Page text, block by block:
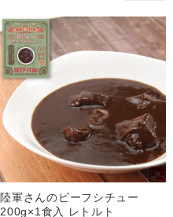
陸軍さんのビーフシチュー
200g×1食入 レトルト